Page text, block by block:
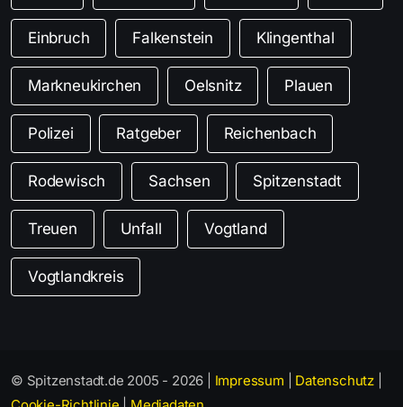
Einbruch Falkenstein Klingenthal
Markneukirchen Oelsnitz Plauen
Polizei Ratgeber Reichenbach
Rodewisch Sachsen Spitzenstadt
Treuen Unfall Vogtland
Vogtlandkreis
© Spitzenstadt.de 2005 - 2026 | Impressum Datenschutz